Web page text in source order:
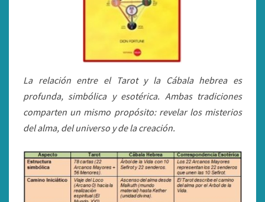
La relación entre el Tarot y la Cábala hebrea es
profunda, simbólica y esotérica. Ambas tradiciones
comparten un mismo propósito: revelar los misterios
del alma, del universo y de la creación.